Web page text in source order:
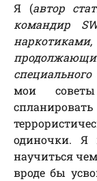
Я (автор
командир
мои
одиночки. Я
научиться
вроде бы